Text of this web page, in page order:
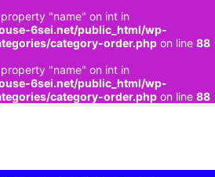
"name" on int in
6sei.net/public_html/wp-
category-order.php on line 88
"name" on int in
6sei.net/public_html/wp-
category-order.php on line 88